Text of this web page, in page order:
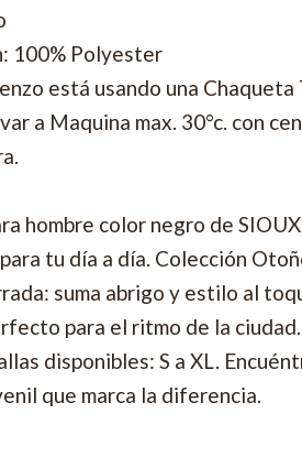
100% Polyester
está usando una Chaqueta
a Maquina max. 30°c. con
hombre color negro de
tu día a día. Colección
suma abrigo y estilo al
para el ritmo de la
disponibles: S a XL.
que marca la diferencia.